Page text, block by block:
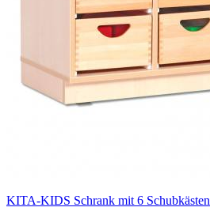
KITA-KIDS Schrank mit 6 Schubkästen